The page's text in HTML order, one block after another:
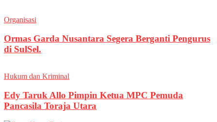
Organisasi
Ormas Garda Nusantara Segera Berganti Pengurus
di SulSel.
Hukum dan Kriminal
Edy Taruk Allo Pimpin Ketua MPC Pemuda
Pancasila Toraja Utara